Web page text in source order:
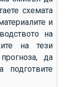
схемата
и
на
на тези
да
подготвите